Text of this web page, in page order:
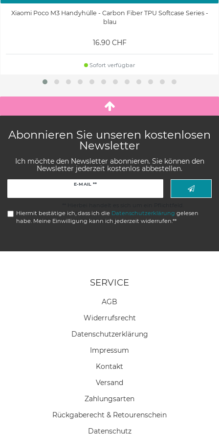
Xiaomi Poco M3 Handyhülle - Carbon Fiber TPU Softcase Series -
blau
16.90 CHF
Sofort verfügbar
Abonnieren Sie unseren kostenlosen
Newsletter
Ich möchte den Newsletter abonnieren. Sie können den
Newsletter jederzeit kostenlos abbestellen.
E-MAIL **
Hiermit bestätige ich, dass ich die Daten­schutz­erklärung gelesen
habe. Meine Einwilligung kann ich jederzeit widerrufen.**
SERVICE
AGB
Widerrufs­recht
Daten­schutz­erklärung
Impressum
Kontakt
Versand
Zahlungsarten
Rückgaberecht & Retourenschein
Datenschutz